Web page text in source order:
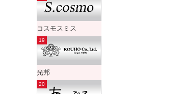
コスモスミス
光邦